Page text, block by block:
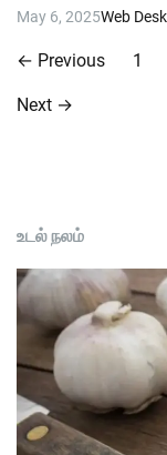
May 6, 2025Web Desk
P
o
p
a
i
n
← Previous 1
Next →
உடல் நலம்